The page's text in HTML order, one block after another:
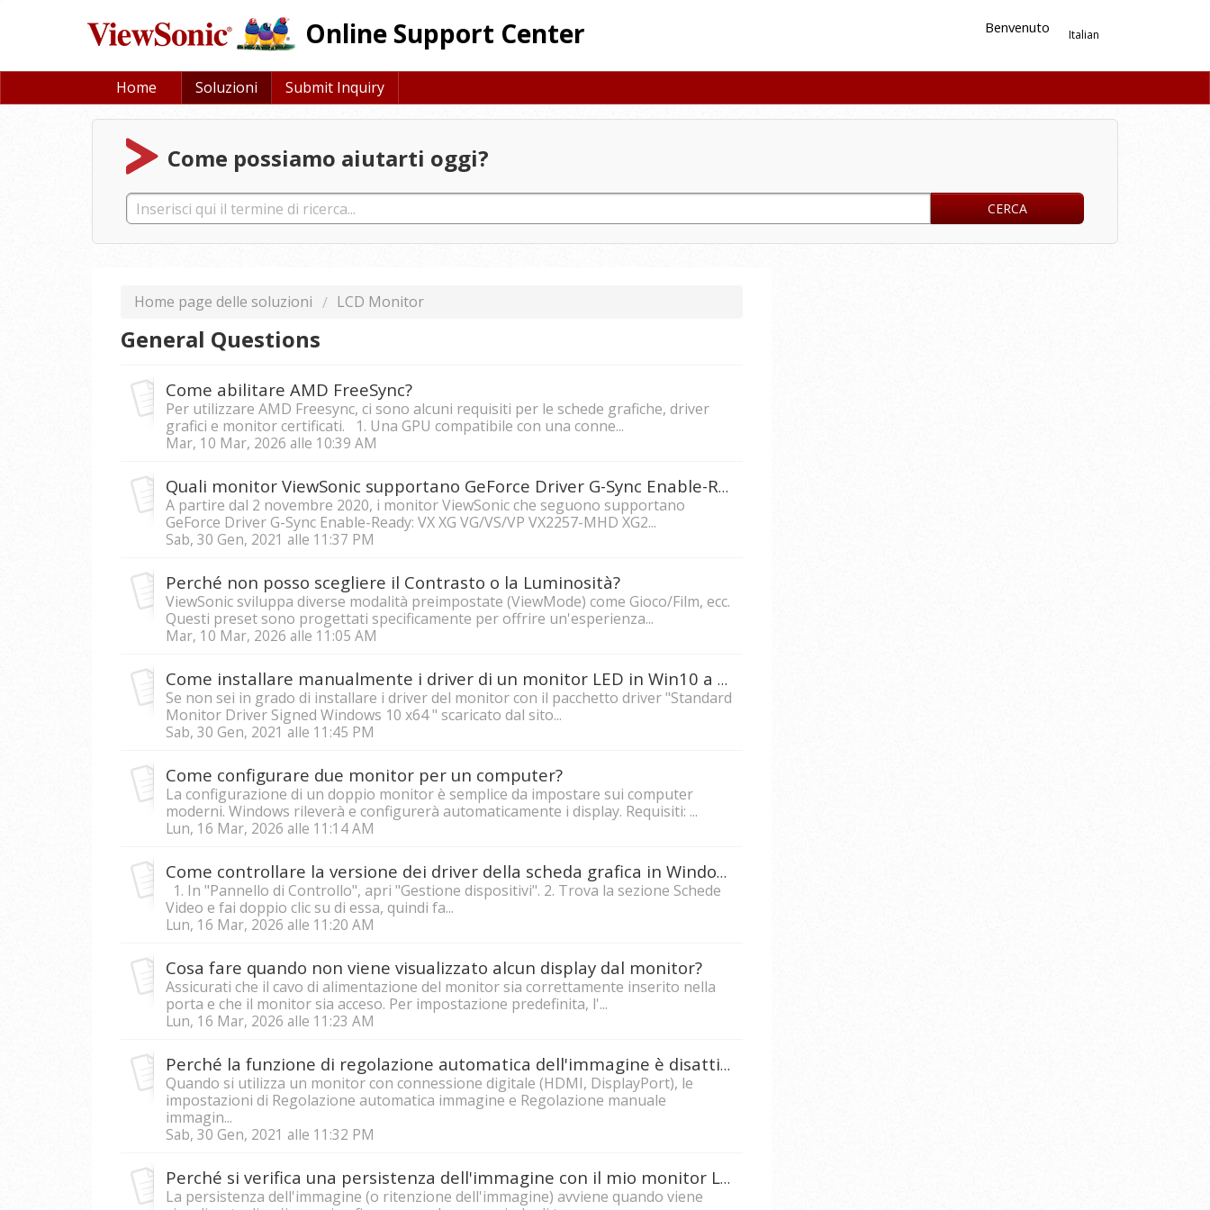
Online Support Center Italian
Benvenuto
Home Soluzioni Submit Inquiry
Come possiamo aiutarti oggi?
CERCA
Home page delle soluzioni LCD Monitor
General Questions
Come abilitare AMD FreeSync?
Per utilizzare AMD Freesync, ci sono alcuni requisiti per le schede grafiche, driver
grafici e monitor certificati. 1. Una GPU compatibile con una conne...
Mar, 10 Mar, 2026 alle 10:39 AM
Quali monitor ViewSonic supportano GeForce Driver G-Sync Enable-Ready?
A partire dal 2 novembre 2020, i monitor ViewSonic che seguono supportano
GeForce Driver G-Sync Enable-Ready: VX XG VG/VS/VP VX2257-MHD XG2...
Sab, 30 Gen, 2021 alle 11:37 PM
Perché non posso scegliere il Contrasto o la Luminosità?
ViewSonic sviluppa diverse modalità preimpostate (ViewMode) come Gioco/Film, ecc.
Questi preset sono progettati specificamente per offrire un'esperienza...
Mar, 10 Mar, 2026 alle 11:05 AM
Come installare manualmente i driver di un monitor LED in Win10 a 64 bit?
Se non sei in grado di installare i driver del monitor con il pacchetto driver "Standard
Monitor Driver Signed Windows 10 x64 " scaricato dal sito...
Sab, 30 Gen, 2021 alle 11:45 PM
Come configurare due monitor per un computer?
La configurazione di un doppio monitor è semplice da impostare sui computer
moderni. Windows rileverà e configurerà automaticamente i display. Requisiti: ...
Lun, 16 Mar, 2026 alle 11:14 AM
Come controllare la versione dei driver della scheda grafica in Windows?
1. In "Pannello di Controllo", apri "Gestione dispositivi". 2. Trova la sezione Schede
Video e fai doppio clic su di essa, quindi fa...
Lun, 16 Mar, 2026 alle 11:20 AM
Cosa fare quando non viene visualizzato alcun display dal monitor?
Assicurati che il cavo di alimentazione del monitor sia correttamente inserito nella
porta e che il monitor sia acceso. Per impostazione predefinita, l'...
Lun, 16 Mar, 2026 alle 11:23 AM
Perché la funzione di regolazione automatica dell'immagine è disattivata nell'OSD del monitor?
Quando si utilizza un monitor con connessione digitale (HDMI, DisplayPort), le
impostazioni di Regolazione automatica immagine e Regolazione manuale
immagin...
Sab, 30 Gen, 2021 alle 11:32 PM
Perché si verifica una persistenza dell'immagine con il mio monitor LCD?
La persistenza dell'immagine (o ritenzione dell'immagine) avviene quando viene